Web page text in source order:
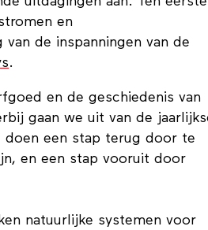
uitdagingen aan. Ten eerste:
en
de inspanningen van de
en de geschiedenis van
gaan we uit van de jaarlijkse
doen een stap terug door te
en een stap vooruit door